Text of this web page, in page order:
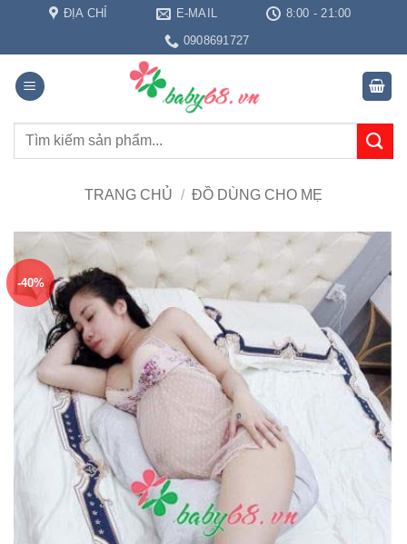
nội
dung
ĐỊA CHỈ E-MAIL
8:00 - 21:00
0908691727
Tìm
TRANG CHỦ / ĐỒ DÙNG CHO MẸ
-40%